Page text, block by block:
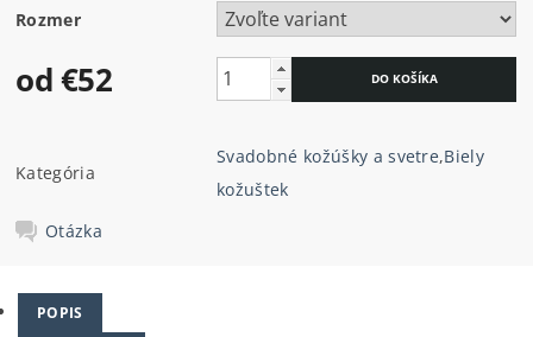
Rozmer
od €52
Kategória
Svadobné kožúšky a svetre,Biely
kožuštek
Otázka
POPIS